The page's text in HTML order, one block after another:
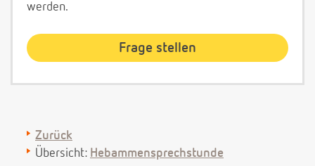
werden.
Zurück
Übersicht: Hebammensprechstunde